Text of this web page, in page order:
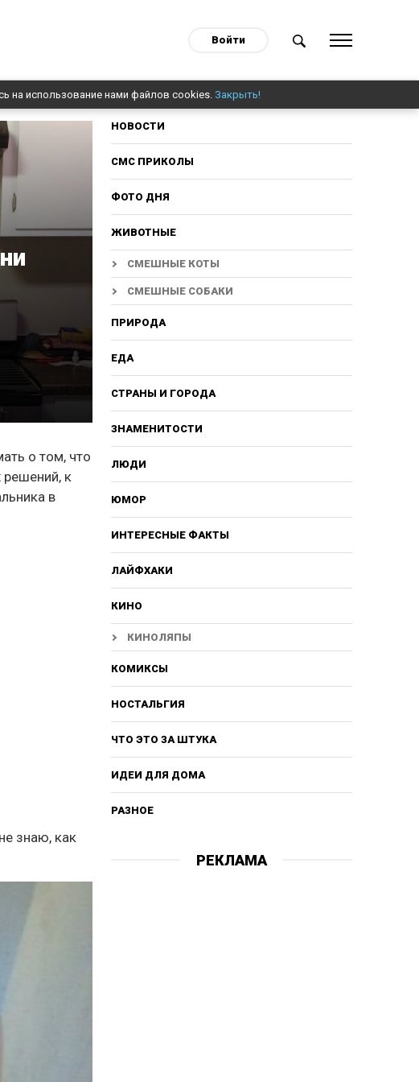
Войти
на использование нами файлов cookies. Закрыть!
о том, что
к
в
знаю, как
НОВОСТИ
СМС ПРИКОЛЫ
ФОТО ДНЯ
ЖИВОТНЫЕ
СМЕШНЫЕ КОТЫ
СМЕШНЫЕ СОБАКИ
ПРИРОДА
ЕДА
СТРАНЫ И ГОРОДА
ЗНАМЕНИТОСТИ
ЛЮДИ
ЮМОР
ИНТЕРЕСНЫЕ ФАКТЫ
ЛАЙФХАКИ
КИНО
КИНОЛЯПЫ
КОМИКСЫ
НОСТАЛЬГИЯ
ЧТО ЭТО ЗА ШТУКА
ИДЕИ ДЛЯ ДОМА
РАЗНОЕ
РЕКЛАМА